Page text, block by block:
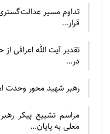
تداوم مسیر
قرار…
تقدیر آیت الله اعرافی
در…
رهبر شهید محور وحدت
مراسم تشییع پیکر
معلی به پایان…